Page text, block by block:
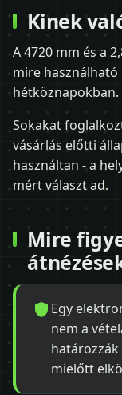
Kinek
A 4720 mm és a
mire használható
hétköznapokban.
Sokakat
vásárlás előtti
használtan - a
mért választ ad.
Mire
Egy
nem a
mielőtt